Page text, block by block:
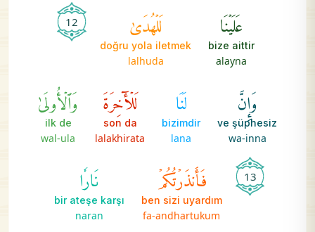
عَلَيۡنَا
bize aittir
alayna
لَلۡهُدَىٰ
doğru yola iletmek
lalhuda
12
وَإِنَّ
ve şüphesiz
wa-inna
لَنَا
bizimdir
lana
لَلۡأٓخِرَةَ
son da
lalakhirata
وَٱلۡأُولَىٰ
ilk de
wal-ula
13 فَأَنذَرۡتُكُمۡ
ben sizi uyardım
fa-andhartukum
نَارٗا
bir ateşe karşı
naran